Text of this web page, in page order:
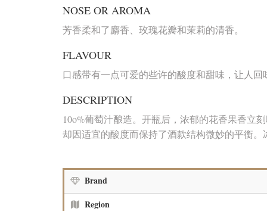
NOSE OR AROMA
芳香柔和了麝香、玫瑰花瓣和茉莉的清香。
FLAVOUR
口感带有一点可爱的些许的酸度和甜味，让人
DESCRIPTION
10o%葡萄汁酿造。开瓶后，浓郁的花香果香立
却因适宜的酸度而保持了酒款结构微妙的平衡
Brand
Region